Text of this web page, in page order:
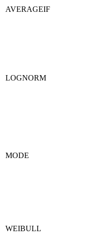
AVERAGEIF
LOGNORM
MODE
WEIBULL